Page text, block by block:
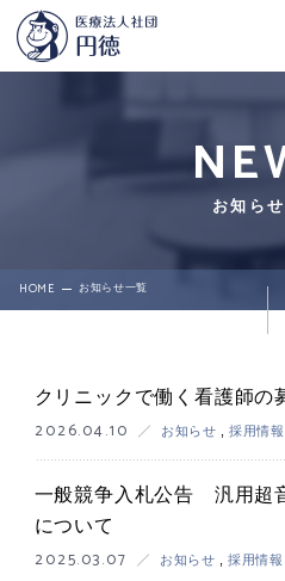
お知ら
HOME お知らせ一覧
クリニックで働く看護師の
2026.04.10 お知らせ ,採用情報
一般競争入札公告 汎用超
について
2025.03.07 お知らせ ,採用情報